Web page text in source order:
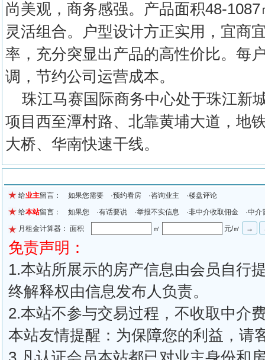
尚美观，商务感强。产品面积48-
灵活组合。户型设计方正实用，宜商
率，充分突显出产品的高性价比。每
调，节约公司运营成本。
珠江马赛国际商务中心处于珠江新
项目西至潭村路、北靠黄埔大道，地
大桥、华南快速干线。
给业主留言： 如果您需要 ·预约看房 ·咨询业主 ·楼盘评论
给本站留言： 如果您 ·有话要说 ·举报不实信息 ·非中介收取佣金 ·中介
月租金计算器： 面积
㎡ 元/㎡
免责声明：
1.本站所展示的房产信息由会员自行
终解释权由信息发布人负责。
2.本站不参与交易过程，不收取中介
本站友情提醒：为保障您的利益，请